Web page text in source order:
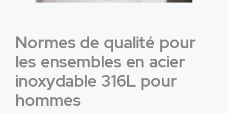
Normes de qualité pour
les ensembles en acier
inoxydable 316L pour
hommes